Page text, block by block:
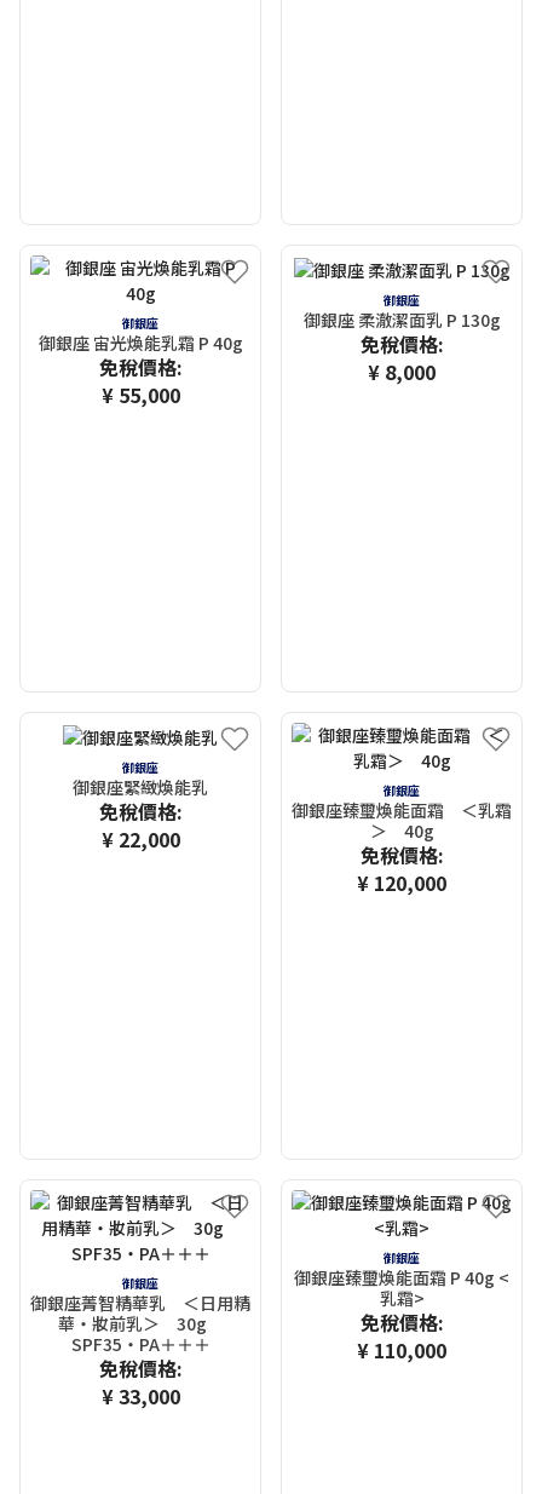
御銀座
御銀座 宙光煥能乳霜 P 40g
免稅價格:
¥ 55,000
御銀座
御銀座 柔澈潔面乳 P 130g
免稅價格:
¥ 8,000
御銀座
御銀座緊緻煥能乳
免稅價格:
¥ 22,000
御銀座
御銀座臻璽煥能面霜 ＜乳霜
＞ 40g
免稅價格:
¥ 120,000
御銀座
御銀座菁智精華乳 ＜日用精
華・妝前乳＞ 30g
SPF35・PA＋＋＋
免稅價格:
¥ 33,000
御銀座
御銀座臻璽煥能面霜 P 40g <
乳霜>
免稅價格:
¥ 110,000